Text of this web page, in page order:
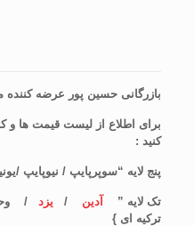
بازرگانی حسین پور عرضه کننده
برای اطلاع از لیست قیمت ها و
کنید :
پنج لایه “سوپرپایپ / نیوپایپ /
تک لایه ” آدین / یزد
/
ترکیه ای }